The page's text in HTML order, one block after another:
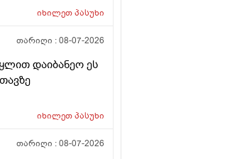
ვაკვირდები
იხილეთპასუხი
თარიღი :08-07-2026
დაიბანეო ეს
იხილეთპასუხი
თარიღი :08-07-2026